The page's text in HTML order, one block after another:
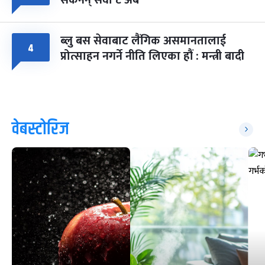
४ ब्लु बस सेवाबाट लैंगिक असमानतालाई
प्रोत्साहन नगर्ने नीति लिएका हौं : मन्त्री बादी
वेबस्टोरिज